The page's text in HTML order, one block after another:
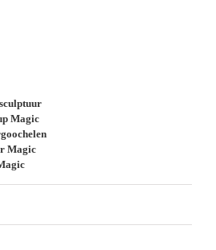
Magic
Magic